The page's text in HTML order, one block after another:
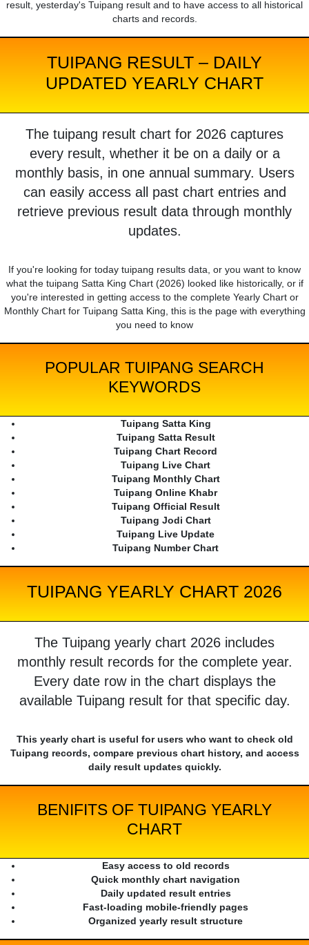
result, yesterday's Tuipang result and to have access to all historical
charts and records.
TUIPANG RESULT – DAILY
UPDATED YEARLY CHART
The tuipang result chart for 2026 captures
every result, whether it be on a daily or a
monthly basis, in one annual summary. Users
can easily access all past chart entries and
retrieve previous result data through monthly
updates.
If you're looking for today tuipang results data, or you want to know
what the tuipang Satta King Chart (2026) looked like historically, or if
you're interested in getting access to the complete Yearly Chart or
Monthly Chart for Tuipang Satta King, this is the page with everything
you need to know
POPULAR TUIPANG SEARCH
KEYWORDS
Tuipang Satta King
Tuipang Satta Result
Tuipang Chart Record
Tuipang Live Chart
Tuipang Monthly Chart
Tuipang Online Khabr
Tuipang Official Result
Tuipang Jodi Chart
Tuipang Live Update
Tuipang Number Chart
TUIPANG YEARLY CHART 2026
The Tuipang yearly chart 2026 includes
monthly result records for the complete year.
Every date row in the chart displays the
available Tuipang result for that specific day.
This yearly chart is useful for users who want to check old
Tuipang records, compare previous chart history, and access
daily result updates quickly.
BENIFITS OF TUIPANG YEARLY
CHART
Easy access to old records
Quick monthly chart navigation
Daily updated result entries
Fast-loading mobile-friendly pages
Organized yearly result structure